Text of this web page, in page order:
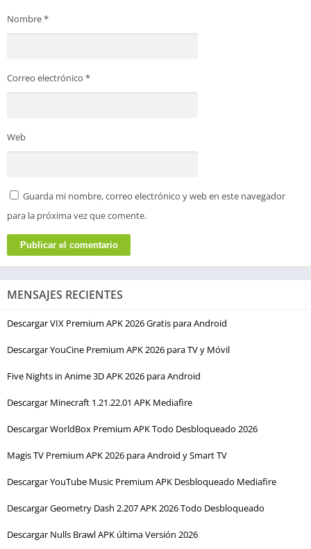
Nombre*
Correo electrónico *
Web
Guarda mi nombre, correo electrónico y web en este navegador
para la próxima vez que comente.
MENSAJES RECIENTES
Descargar VIX Premium APK 2026 Gratis para Android
Descargar YouCine Premium APK 2026 para TV y Móvil
Five Nights in Anime 3D APK 2026 para Android
Descargar Minecraft 1.21.22.01 APK Mediafire
Descargar WorldBox Premium APK Todo Desbloqueado 2026
Magis TV Premium APK 2026 para Android y Smart TV
Descargar YouTube Music Premium APK Desbloqueado Mediafire
Descargar Geometry Dash 2.207 APK 2026 Todo Desbloqueado
Descargar Nulls Brawl APK última Versión 2026